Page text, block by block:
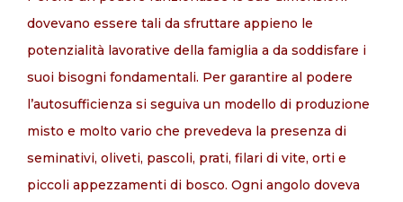
dovevano essere tali da sfruttare appieno le
potenzialità lavorative della famiglia a da soddisfare i
suoi bisogni fondamentali. Per garantire al podere
l’autosufficienza si seguiva un modello di produzione
misto e molto vario che prevedeva la presenza di
seminativi, oliveti, pascoli, prati, filari di vite, orti e
piccoli appezzamenti di bosco. Ogni angolo doveva